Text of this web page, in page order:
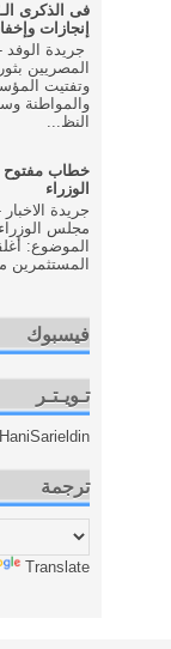
إنجازات
المصريين
وتفتيت
والمواطنة
النظ...
خطاب مفتوح
الوزراء
مجلس الوزراء
الموضوع:
المستثمرين
فيسبوك
تـويـتـر
ترجمة
Translate